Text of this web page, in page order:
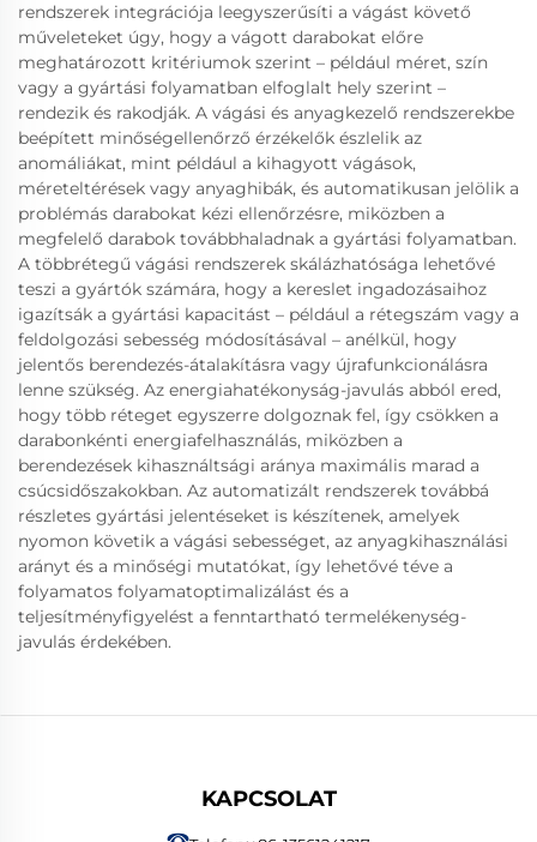
rendszerek integrációja leegyszerűsíti a vágást követő
műveleteket úgy, hogy a vágott darabokat előre
meghatározott kritériumok szerint – például méret, szín
vagy a gyártási folyamatban elfoglalt hely szerint –
rendezik és rakodják. A vágási és anyagkezelő rendszerekbe
beépített minőségellenőrző érzékelők észlelik az
anomáliákat, mint például a kihagyott vágások,
méreteltérések vagy anyaghibák, és automatikusan jelölik a
problémás darabokat kézi ellenőrzésre, miközben a
megfelelő darabok továbbhaladnak a gyártási folyamatban.
A többrétegű vágási rendszerek skálázhatósága lehetővé
teszi a gyártók számára, hogy a kereslet ingadozásaihoz
igazítsák a gyártási kapacitást – például a rétegszám vagy a
feldolgozási sebesség módosításával – anélkül, hogy
jelentős berendezés-átalakításra vagy újrafunkcionálásra
lenne szükség. Az energiahatékonyság-javulás abból ered,
hogy több réteget egyszerre dolgoznak fel, így csökken a
darabonkénti energiafelhasználás, miközben a
berendezések kihasználtsági aránya maximális marad a
csúcsidőszakokban. Az automatizált rendszerek továbbá
részletes gyártási jelentéseket is készítenek, amelyek
nyomon követik a vágási sebességet, az anyagkihasználási
arányt és a minőségi mutatókat, így lehetővé téve a
folyamatos folyamatoptimalizálást és a
teljesítményfigyelést a fenntartható termelékenység-
javulás érdekében.
KAPCSOLAT